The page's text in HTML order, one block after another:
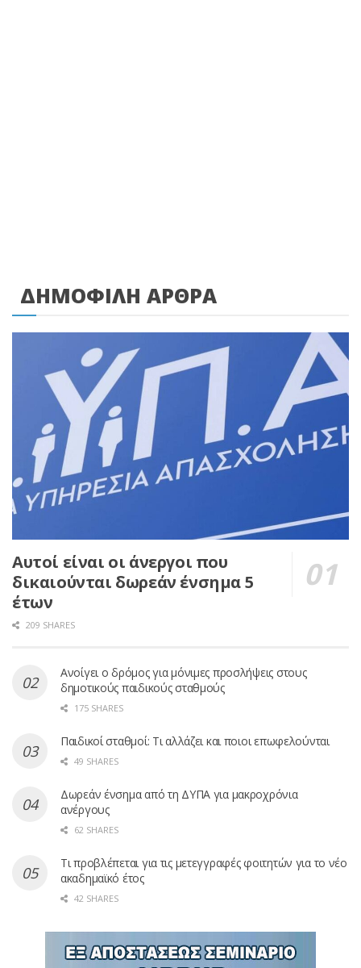
ΔΗΜΟΦΙΛΗ ΑΡΘΡΑ
Αυτοί είναι οι άνεργοι που
δικαιούνται δωρεάν ένσημα 5
έτων
209 SHARES
Ανοίγει ο δρόμος για μόνιμες προσλήψεις στους
δημοτικούς παιδικούς σταθμούς
175 SHARES
Παιδικοί σταθμοί: Τι αλλάζει και ποιοι επωφελούνται
49 SHARES
Δωρεάν ένσημα από τη ΔΥΠΑ για μακροχρόνια
ανέργους
62 SHARES
Τι προβλέπεται για τις μετεγγραφές φοιτητών για το νέο
ακαδημαϊκό έτος
42 SHARES